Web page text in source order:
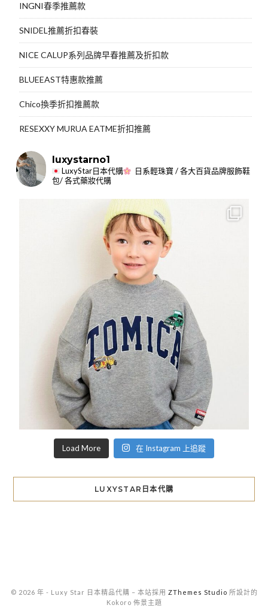
INGNI春季推薦款
SNIDEL推薦折扣春裝
NICE CALUP系列品牌早春推薦及折扣款
BLUEEAST特惠款推薦
Chico換季折扣推薦款
RESEXXY MURUA EATME折扣推薦
luxystarno1
LuxyStar日本代購
日系輕珠寶 / 各大百貨品牌服飾鞋
包/ 各式藥妝代購
Load More 在 Instagram 上追蹤
LUXYSTAR日本代購
© 2026 年 - Luxy Star 日本精品代購 – 本站採用 ZThemes Studio 所設計的
Kokoro 佈景主題